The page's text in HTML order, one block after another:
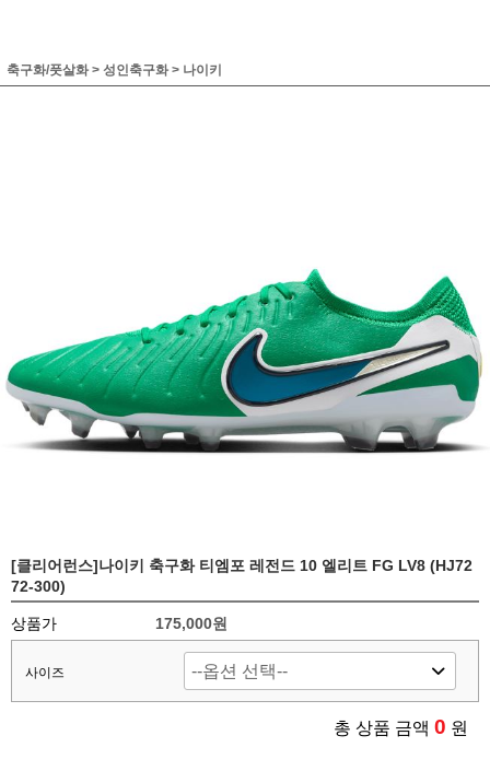
축구화/풋살화 > 성인축구화 > 나이키
[클리어런스]나이키 축구화 티엠포 레전드 10 엘리트 FG LV8 (HJ72
72-300)
상품가 175,000원
사이즈
총 상품 금액 0 원